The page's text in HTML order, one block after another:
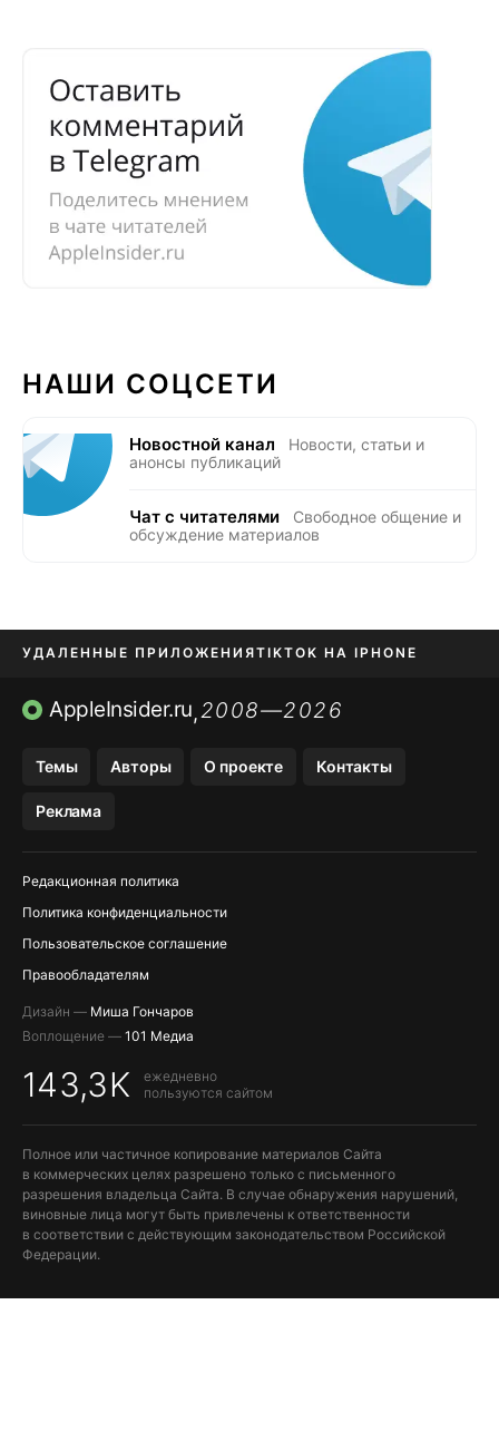
НАШИ СОЦСЕТИ
Новостной канал
Новости, статьи и
анонсы публикаций
Чат с читателями
Свободное общение и
обсуждение материалов
УДАЛЕННЫЕ ПРИЛОЖЕНИЯTIKTOK НА IPHONE
ПРИЛОЖЕНИЯ БЕЗ APP STORE
AppleInsider.ru,2008—2026
Темы Авторы О проекте Контакты
Реклама
Редакционная политика
Политика конфиденциальности
Пользовательское соглашение
Правообладателям
Дизайн — Миша Гончаров
Воплощение — 101 Медиа
143,3K
ежедневно
пользуются сайтом
Полное или частичное копирование материалов Сайта
в коммерческих целях разрешено только с письменного
разрешения владельца Сайта. В случае обнаружения нарушений,
виновные лица могут быть привлечены к ответственности
в соответствии с действующим законодательством Российской
Федерации.